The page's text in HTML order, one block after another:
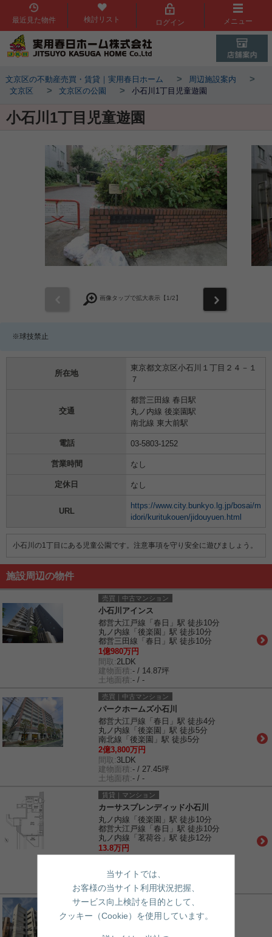
最近見た物件 検討リスト ログイン メニュー
文京区の不動産売買・賃貸｜実用春日ホーム > 周辺施設案内 >
文京区 > 文京区の公園 > 小石川1丁目児童遊園
小石川1丁目児童遊園
画像タップで拡大表示【 1/2】
※球技禁止
所在地
東京都文京区小石川１丁目２４－１
７
交通
都営三田線 春日駅
丸ノ内線 後楽園駅
南北線 東大前駅
電話 03-5803-1252
営業時間 なし
定休日 なし
URL
https://www.city.bunkyo.lg.jp/bosai/m
idori/kuritukouen/jidouyuen.html
小石川の1丁目にある児童公園です。注意事項を守り安全に遊びましょう。
施設周辺の物件
売買｜中古マンション
小石川アインス
都営大江戸線「春日」駅 徒歩10分
丸ノ内線「後楽園」駅 徒歩10分
都営三田線「春日」駅 徒歩10分
1億980万円
間取: 2LDK
建物面積:- / 14.87坪
土地面積:- / -
売買｜中古マンション
パークホームズ小石川
都営大江戸線「春日」駅 徒歩4分
丸ノ内線「後楽園」駅 徒歩5分
南北線「後楽園」駅 徒歩5分
2億3,800万円
間取: 3LDK
建物面積:- / 27.45坪
土地面積:- / -
賃貸｜マンション
カーサスプレンディッド小石川
丸ノ内線「後楽園」駅 徒歩10分
都営大江戸線「春日」駅 徒歩10分
丸ノ内線「茗荷谷」駅 徒歩12分
13.8万円
土地面積:
- / -
敷金/礼金: 1ヶ月/0ヶ月
賃貸｜マンション
koishikawaコロン
当サイトでは、
お客様の当サイト利用状況把握、
サービス向上検討を目的として、
クッキー（Cookie）を使用しています。